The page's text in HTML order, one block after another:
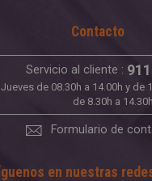
Contacto
Servicio al cliente :
de 08.30h a 14.00h y de
de 8.30h a 14.30h
Formulario de
en nuestras